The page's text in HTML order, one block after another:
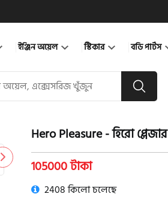
ইঞ্জিন অয়েল স্টিকার বডি পার্টস
product view
Hero Pleasure - হিরো প্লেজার
105000 টাকা
2408 কিলো চলেছে